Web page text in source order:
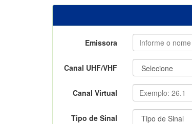
Emissora
Canal UHF/VHF
Canal Virtual
Tipo de Sinal